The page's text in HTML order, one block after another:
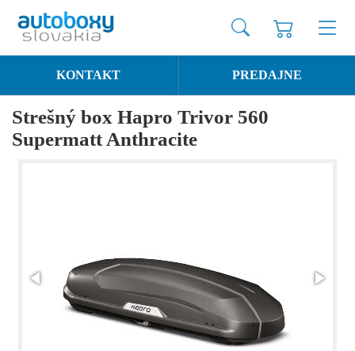
KONTAKT PREDAJNE
Strešný box Hapro Trivor 560
Supermatt Anthracite